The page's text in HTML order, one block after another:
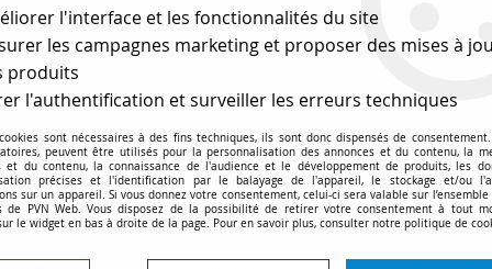
Index des marques
l'interface et les fonctionnalités du site
les campagnes marketing et proposer des mises à
produits
l'authentification et surveiller les erreurs techniques
sont nécessaires à des fins techniques, ils sont donc dispensés de
peuvent être utilisés pour la personnalisation des annonces et du contenu, la
et du contenu, la connaissance de l'audience et le développement de produits, les
précises et l'identification par le balayage de l'appareil, le stockage et/ou
sur un appareil. Si vous donnez votre consentement, celui-ci sera valable sur l’ensemble
de PVN Web. Vous disposez de la possibilité de retirer votre consentement à tout
le widget en bas à droite de la page. Pour en savoir plus, consulter notre politique de